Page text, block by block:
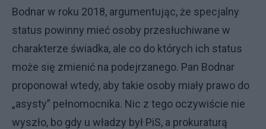
Bodnar w roku 2018, argumentując, że specjalny
status powinny mieć osoby przesłuchiwane w
charakterze świadka, ale co do których ich status
może się zmienić na podejrzanego. Pan Bodnar
proponował wtedy, aby takie osoby miały prawo do
„asysty” pełnomocnika. Nic z tego oczywiście nie
wyszło, bo gdy u władzy był PiS, a prokuraturą